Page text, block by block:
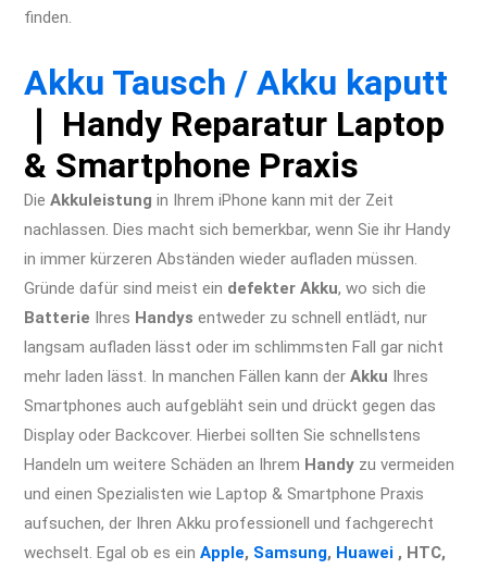
finden.
Akku Tausch / Akku kaputt
❘ Handy Reparatur Laptop
& Smartphone Praxis
Die Akkuleistung in Ihrem iPhone kann mit der Zeit
nachlassen. Dies macht sich bemerkbar, wenn Sie ihr Handy
in immer kürzeren Abständen wieder aufladen müssen.
Gründe dafür sind meist ein defekter Akku, wo sich die
Batterie Ihres Handys entweder zu schnell entlädt, nur
langsam aufladen lässt oder im schlimmsten Fall gar nicht
mehr laden lässt. In manchen Fällen kann der Akku Ihres
Smartphones auch aufgebläht sein und drückt gegen das
Display oder Backcover. Hierbei sollten Sie schnellstens
Handeln um weitere Schäden an Ihrem Handy zu vermeiden
und einen Spezialisten wie Laptop & Smartphone Praxis
aufsuchen, der Ihren Akku professionell und fachgerecht
wechselt. Egal ob es ein Apple, Samsung, Huawei , HTC,